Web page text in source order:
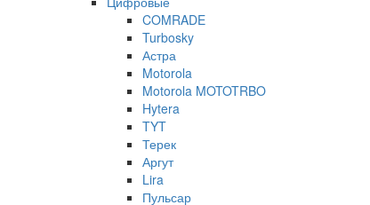
COMRADE
Turbosky
Астра
Motorola
Motorola MOTOTRBO
Hytera
TYT
Терек
Аргут
Lira
Пульсар